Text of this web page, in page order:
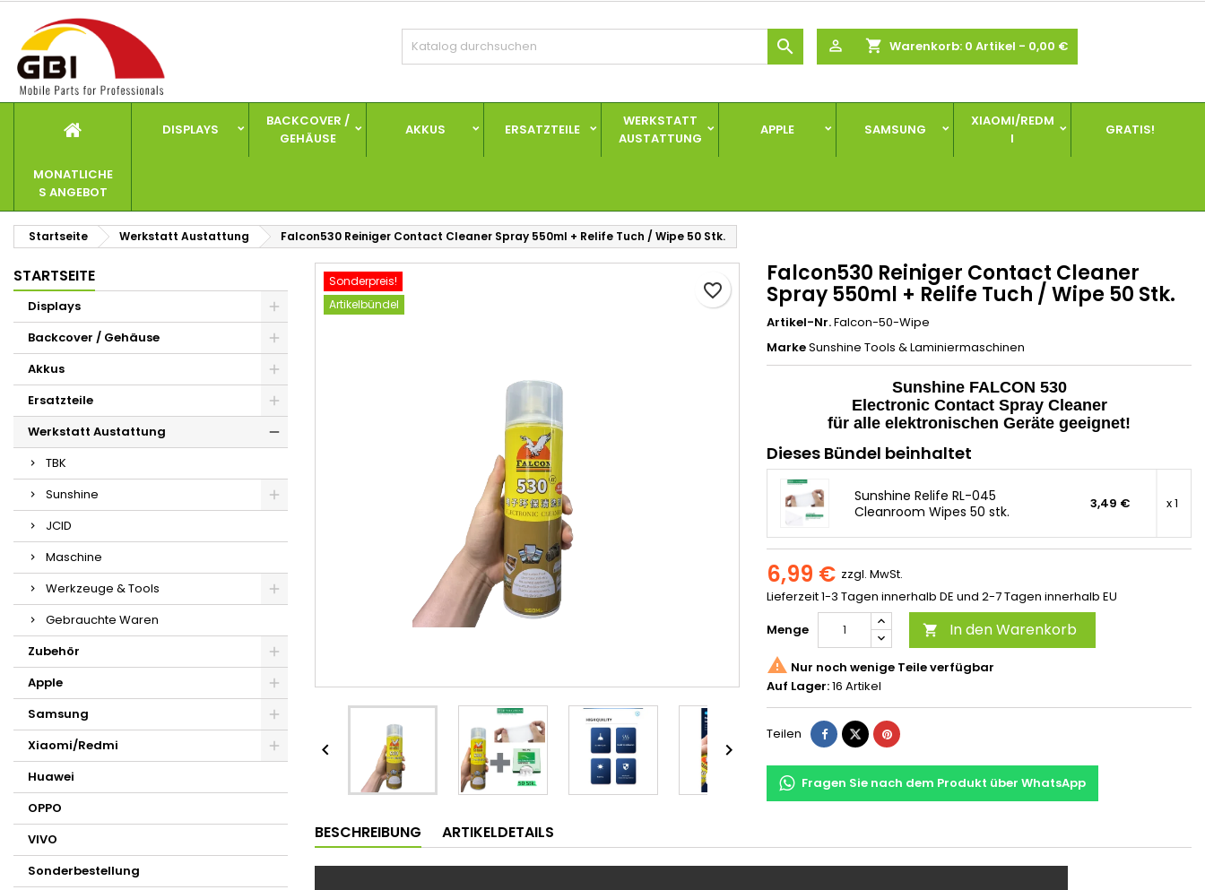
 shopping_cart Warenkorb: 0 Artikel - 0,00 €

DISPLAYS
BACKCOVER /
GEHÄUSE
AKKUS ERSATZTEILE
WERKSTATT
AUSTATTUNG
APPLE SAMSUNG
XIAOMI/REDM
I
GRATIS!
MONATLICHE
S ANGEBOT
Startseite Werkstatt Austattung Falcon530 Reiniger Contact Cleaner Spray 550ml + Relife Tuch / Wipe 50 Stk.
STARTSEITE
Displays
Backcover / Gehäuse
Akkus
Ersatzteile
Werkstatt Austattung
TBK
Sunshine
JCID
Maschine
Werkzeuge & Tools
Gebrauchte Waren
Zubehör
Apple
Samsung
Xiaomi/Redmi
Huawei
OPPO
VIVO
Sonderbestellung
Sonderpreis!
Artikelbündel
 
Falcon530 Reiniger Contact Cleaner
Spray 550ml + Relife Tuch / Wipe 50 Stk.
Artikel-Nr.Falcon-50-Wipe
MarkeSunshine Tools & Laminiermaschinen
Sunshine FALCON 530
Electronic Contact Spray Cleaner
für alle elektronischen Geräte geeignet!
Dieses Bündel beinhaltet
Sunshine Relife RL-045
Cleanroom Wipes 50 stk.
3,49 € x 1
6,99 € zzgl. MwSt.
Lieferzeit 1-3 Tagen innerhalb DE und 2-7 Tagen innerhalb EU
Menge
 In den Warenkorb
favorite_border
 Nur noch wenige Teile verfügbar
Auf Lager:16 Artikel
Teilen
Fragen Sie nach dem Produkt über WhatsApp
BESCHREIBUNG ARTIKELDETAILS
Ihre Wunschlisten
Wunschliste erstellen
Name der Wunschliste
Anmelden
Sie müssen angemeldet sein, um Artikel Ihrer Wunschliste hinzufügen